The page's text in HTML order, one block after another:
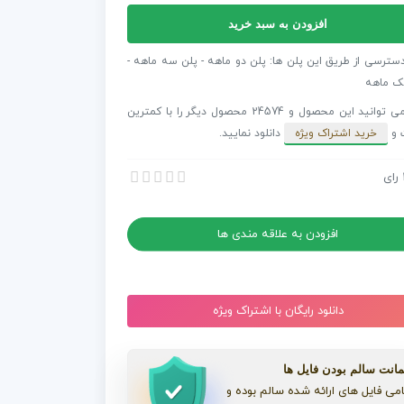
افزودن به سبد خرید
از طریق این پلن ها: پلن دو ماهه - پلن سه ماهه -
ماهه
شما می توانید این محصول و 24574 محصول دیگر را با کمترین
و
خرید اشتراک ویژه دانلود نمایید.
افترافکت رویداد مدرن 1 رای
افزودن به علاقه مندی ها
دانلود رایگان با اشتراک ویژه
سالم بودن فایل ها
فایل های ارائه شده سالم بوده و